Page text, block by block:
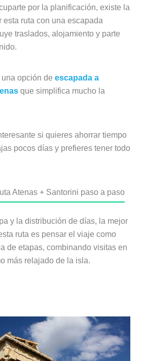
por la planificación, existe la
ruta con una escapada
traslados, alojamiento y parte
opción de escapada a
que simplifica mucho la
si quieres ahorrar tiempo
pocos días y prefieres tener todo
Atenas + Santorini paso a paso
y la distribución de días, la mejor
ruta es pensar el viaje como
de etapas, combinando visitas en
más relajado de la isla.